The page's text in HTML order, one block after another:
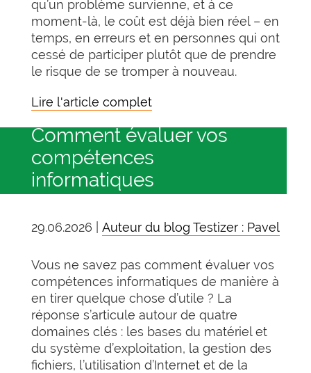
qu’un problème survienne, et à ce
moment-là, le coût est déjà bien réel – en
temps, en erreurs et en personnes qui ont
cessé de participer plutôt que de prendre
le risque de se tromper à nouveau.
Lire l'article complet
Comment évaluer vos
compétences
informatiques
29.06.2026 | Auteur du blog Testizer : Pavel
Vous ne savez pas comment évaluer vos
compétences informatiques de manière à
en tirer quelque chose d’utile ? La
réponse s’articule autour de quatre
domaines clés : les bases du matériel et
du système d’exploitation, la gestion des
fichiers, l’utilisation d’Internet et de la